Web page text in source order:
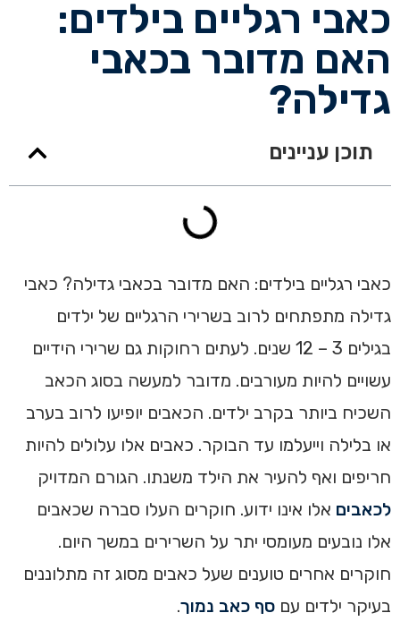
כאבי רגליים בילדים:
האם מדובר בכאבי
גדילה?
תוכן עניינים
כאבי רגליים בילדים: האם מדובר בכאבי גדילה? כאבי
גדילה מתפתחים לרוב בשרירי הרגליים של ילדים
בגילים 3 – 12 שנים. לעתים רחוקות גם שרירי הידיים
עשויים להיות מעורבים. מדובר למעשה בסוג הכאב
השכיח ביותר בקרב ילדים. הכאבים יופיעו לרוב בערב
או בלילה וייעלמו עד הבוקר. כאבים אלו עלולים להיות
חריפים ואף להעיר את הילד משנתו. הגורם המדויק
לכאבים אלו אינו ידוע. חוקרים העלו סברה שכאבים
אלו נובעים מעומסי יתר על השרירים במשך היום.
חוקרים אחרים טוענים שעל כאבים מסוג זה מתלוננים
בעיקר ילדים עם סף כאב נמוך.